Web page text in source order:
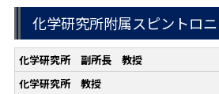
化学研究所附属スピントロ
化学研究所 副所長 教授
化学研究所 教授